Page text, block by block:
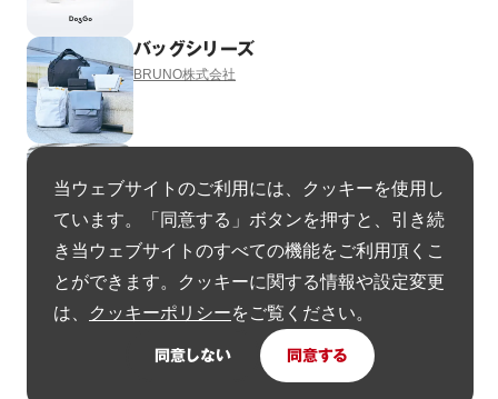
バッグシリーズ
BRUNO株式会社
BRUNO株式会社
Dell Pro Premium EcoLoop Series
Dell Technologies
ヘルメットインナー
当ウェブサイトのご利用には、クッキーを使用し
ています。「同意する」ボタンを押すと、引き続
き当ウェブサイトのすべての機能をご利用頂くこ
とができます。クッキーに関する情報や設定変更
は、
クッキーポリシーをご覧ください。
同意しない 同意する